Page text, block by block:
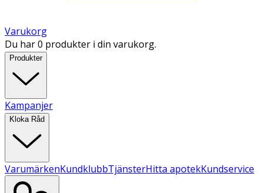
Varukorg
Du har 0 produkter i din varukorg.
Produkter
Kampanjer
Kloka Råd
VarumärkenKundklubbTjänsterHitta apotekKundservice